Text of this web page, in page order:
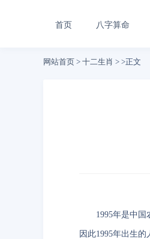
首页 八字算命
网站首页 > 十二生肖 > >正文
1995年是中国
因此1995年出生